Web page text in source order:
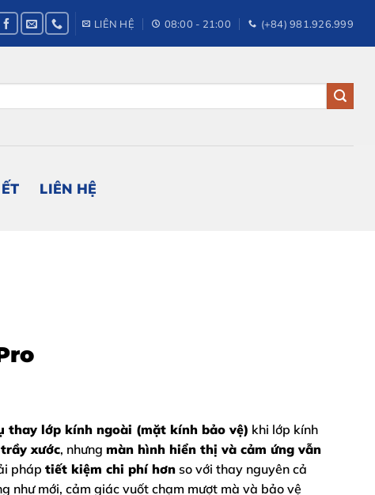
LIÊN HỆ 08:00 - 21:00 (+84) 981.926.999
LIÊN HỆ
thay lớp kính ngoài (mặt kính bảo vệ) khi lớp kính
xước, nhưng màn hình hiển thị và cảm ứng vẫn
pháp tiết kiệm chi phí hơn so với thay nguyên cả
như mới, cảm giác vuốt chạm mượt mà và bảo vệ